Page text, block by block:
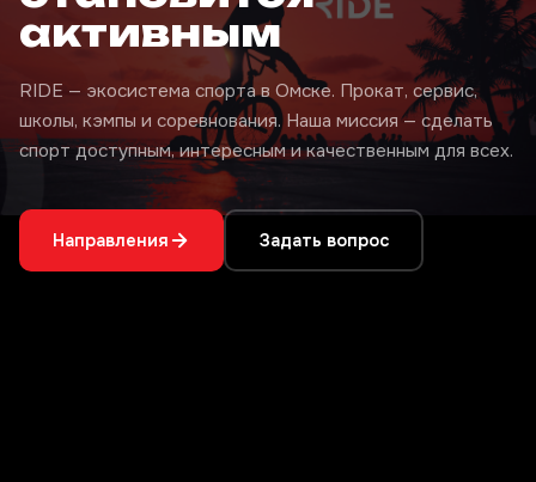
активным
RIDE — экосистема спорта в Омске. Прокат, сервис,
школы, кэмпы и соревнования. Наша миссия — сделать
спорт доступным, интересным и качественным для всех.
Направления Задать вопрос